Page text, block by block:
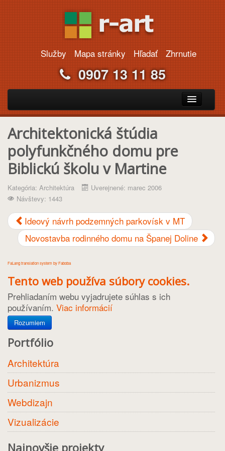
Služby Mapa stránky Hľadať Zhrnutie
0907 13 11 85
Portfólio
Projekty rodinných domov
Webdizajn
Kontakt
Architektonická štúdia
polyfunkčného domu pre
Biblickú školu v Martine
Kategória: Architektúra
Uverejnené: marec 2006
Návštevy: 1443
Ideový návrh podzemných parkovísk v MT
Novostavba rodinného domu na Španej Doline
FaLang translation system by Faboba
Tento web používa súbory cookies.
Prehliadaním webu vyjadrujete súhlas s ich
používaním. Viac informácií
Rozumiem
Portfólio
Architektúra
Urbanizmus
Webdizajn
Vizualizácie
Najnovšie projekty